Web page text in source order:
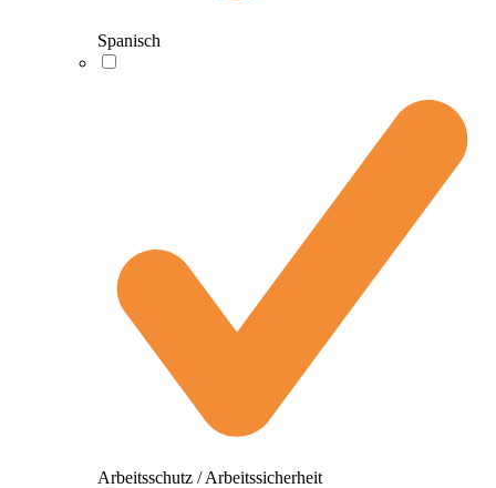
Spanisch
Arbeitsschutz / Arbeitssicherheit